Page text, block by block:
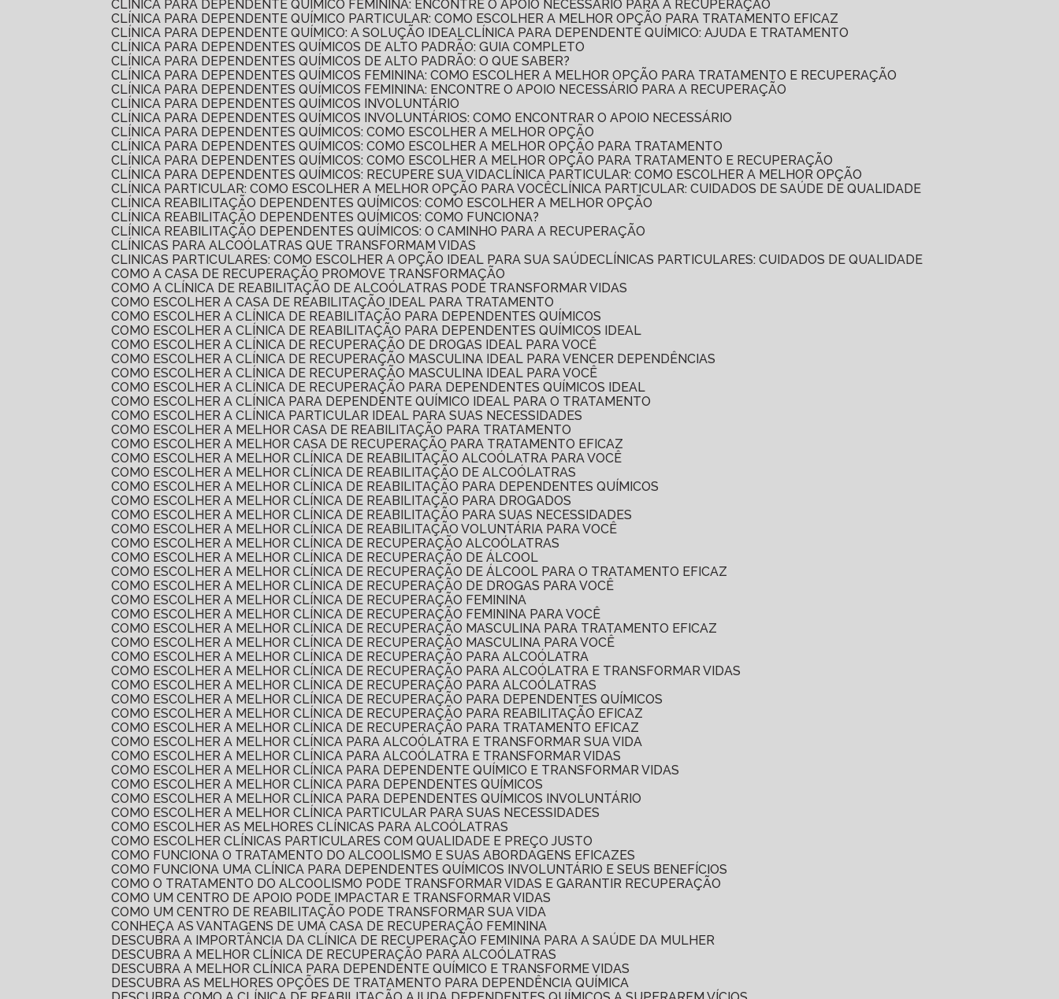
CLÍNICA PARA DEPENDENTE QUÍMICO FEMININA: ENCONTRE O APOIO NECESSÁRIO PARA A RECUPERAÇÃO
CLÍNICA PARA DEPENDENTE QUÍMICO PARTICULAR: COMO ESCOLHER A MELHOR OPÇÃO PARA TRATAMENTO EFICAZ
CLÍNICA PARA DEPENDENTE QUÍMICO: A SOLUÇÃO IDEAL
CLÍNICA PARA DEPENDENTE QUÍMICO: AJUDA E TRATAMENTO
CLÍNICA PARA DEPENDENTES QUÍMICOS DE ALTO PADRÃO: GUIA COMPLETO
CLÍNICA PARA DEPENDENTES QUÍMICOS DE ALTO PADRÃO: O QUE SABER?
CLÍNICA PARA DEPENDENTES QUÍMICOS FEMININA: COMO ESCOLHER A MELHOR OPÇÃO PARA TRATAMENTO E RECUPERAÇÃO
CLÍNICA PARA DEPENDENTES QUÍMICOS FEMININA: ENCONTRE O APOIO NECESSÁRIO PARA A RECUPERAÇÃO
CLÍNICA PARA DEPENDENTES QUÍMICOS INVOLUNTÁRIO
CLÍNICA PARA DEPENDENTES QUÍMICOS INVOLUNTÁRIOS: COMO ENCONTRAR O APOIO NECESSÁRIO
CLÍNICA PARA DEPENDENTES QUÍMICOS: COMO ESCOLHER A MELHOR OPÇÃO
CLÍNICA PARA DEPENDENTES QUÍMICOS: COMO ESCOLHER A MELHOR OPÇÃO PARA TRATAMENTO
CLÍNICA PARA DEPENDENTES QUÍMICOS: COMO ESCOLHER A MELHOR OPÇÃO PARA TRATAMENTO E RECUPERAÇÃO
CLÍNICA PARA DEPENDENTES QUÍMICOS: RECUPERE SUA VIDA
CLÍNICA PARTICULAR: COMO ESCOLHER A MELHOR OPÇÃO
CLÍNICA PARTICULAR: COMO ESCOLHER A MELHOR OPÇÃO PARA VOCÊ
CLÍNICA PARTICULAR: CUIDADOS DE SAÚDE DE QUALIDADE
CLÍNICA REABILITAÇÃO DEPENDENTES QUÍMICOS: COMO ESCOLHER A MELHOR OPÇÃO
CLÍNICA REABILITAÇÃO DEPENDENTES QUÍMICOS: COMO FUNCIONA?
CLÍNICA REABILITAÇÃO DEPENDENTES QUÍMICOS: O CAMINHO PARA A RECUPERAÇÃO
CLÍNICAS PARA ALCOÓLATRAS QUE TRANSFORMAM VIDAS
CLINICAS PARTICULARES: COMO ESCOLHER A OPÇÃO IDEAL PARA SUA SAÚDE
CLÍNICAS PARTICULARES: CUIDADOS DE QUALIDADE
COMO A CASA DE RECUPERAÇÃO PROMOVE TRANSFORMAÇÃO
COMO A CLÍNICA DE REABILITAÇÃO DE ALCOÓLATRAS PODE TRANSFORMAR VIDAS
COMO ESCOLHER A CASA DE REABILITAÇÃO IDEAL PARA TRATAMENTO
COMO ESCOLHER A CLÍNICA DE REABILITAÇÃO PARA DEPENDENTES QUÍMICOS
COMO ESCOLHER A CLÍNICA DE REABILITAÇÃO PARA DEPENDENTES QUÍMICOS IDEAL
COMO ESCOLHER A CLÍNICA DE RECUPERAÇÃO DE DROGAS IDEAL PARA VOCÊ
COMO ESCOLHER A CLÍNICA DE RECUPERAÇÃO MASCULINA IDEAL PARA VENCER DEPENDÊNCIAS
COMO ESCOLHER A CLÍNICA DE RECUPERAÇÃO MASCULINA IDEAL PARA VOCÊ
COMO ESCOLHER A CLÍNICA DE RECUPERAÇÃO PARA DEPENDENTES QUÍMICOS IDEAL
COMO ESCOLHER A CLÍNICA PARA DEPENDENTE QUÍMICO IDEAL PARA O TRATAMENTO
COMO ESCOLHER A CLÍNICA PARTICULAR IDEAL PARA SUAS NECESSIDADES
COMO ESCOLHER A MELHOR CASA DE REABILITAÇÃO PARA TRATAMENTO
COMO ESCOLHER A MELHOR CASA DE RECUPERAÇÃO PARA TRATAMENTO EFICAZ
COMO ESCOLHER A MELHOR CLÍNICA DE REABILITAÇÃO ALCOÓLATRA PARA VOCÊ
COMO ESCOLHER A MELHOR CLÍNICA DE REABILITAÇÃO DE ALCOÓLATRAS
COMO ESCOLHER A MELHOR CLÍNICA DE REABILITAÇÃO PARA DEPENDENTES QUÍMICOS
COMO ESCOLHER A MELHOR CLÍNICA DE REABILITAÇÃO PARA DROGADOS
COMO ESCOLHER A MELHOR CLÍNICA DE REABILITAÇÃO PARA SUAS NECESSIDADES
COMO ESCOLHER A MELHOR CLÍNICA DE REABILITAÇÃO VOLUNTÁRIA PARA VOCÊ
COMO ESCOLHER A MELHOR CLÍNICA DE RECUPERAÇÃO ALCOÓLATRAS
COMO ESCOLHER A MELHOR CLÍNICA DE RECUPERAÇÃO DE ÁLCOOL
COMO ESCOLHER A MELHOR CLÍNICA DE RECUPERAÇÃO DE ÁLCOOL PARA O TRATAMENTO EFICAZ
COMO ESCOLHER A MELHOR CLÍNICA DE RECUPERAÇÃO DE DROGAS PARA VOCÊ
COMO ESCOLHER A MELHOR CLÍNICA DE RECUPERAÇÃO FEMININA
COMO ESCOLHER A MELHOR CLÍNICA DE RECUPERAÇÃO FEMININA PARA VOCÊ
COMO ESCOLHER A MELHOR CLÍNICA DE RECUPERAÇÃO MASCULINA PARA TRATAMENTO EFICAZ
COMO ESCOLHER A MELHOR CLÍNICA DE RECUPERAÇÃO MASCULINA PARA VOCÊ
COMO ESCOLHER A MELHOR CLÍNICA DE RECUPERAÇÃO PARA ALCOÓLATRA
COMO ESCOLHER A MELHOR CLÍNICA DE RECUPERAÇÃO PARA ALCOÓLATRA E TRANSFORMAR VIDAS
COMO ESCOLHER A MELHOR CLÍNICA DE RECUPERAÇÃO PARA ALCOÓLATRAS
COMO ESCOLHER A MELHOR CLÍNICA DE RECUPERAÇÃO PARA DEPENDENTES QUÍMICOS
COMO ESCOLHER A MELHOR CLÍNICA DE RECUPERAÇÃO PARA REABILITAÇÃO EFICAZ
COMO ESCOLHER A MELHOR CLÍNICA DE RECUPERAÇÃO PARA TRATAMENTO EFICAZ
COMO ESCOLHER A MELHOR CLÍNICA PARA ALCOÓLATRA E TRANSFORMAR SUA VIDA
COMO ESCOLHER A MELHOR CLÍNICA PARA ALCOÓLATRA E TRANSFORMAR VIDAS
COMO ESCOLHER A MELHOR CLÍNICA PARA DEPENDENTE QUÍMICO E TRANSFORMAR VIDAS
COMO ESCOLHER A MELHOR CLÍNICA PARA DEPENDENTES QUÍMICOS
COMO ESCOLHER A MELHOR CLÍNICA PARA DEPENDENTES QUÍMICOS INVOLUNTÁRIO
COMO ESCOLHER A MELHOR CLÍNICA PARTICULAR PARA SUAS NECESSIDADES
COMO ESCOLHER AS MELHORES CLÍNICAS PARA ALCOÓLATRAS
COMO ESCOLHER CLÍNICAS PARTICULARES COM QUALIDADE E PREÇO JUSTO
COMO FUNCIONA O TRATAMENTO DO ALCOOLISMO E SUAS ABORDAGENS EFICAZES
COMO FUNCIONA UMA CLÍNICA PARA DEPENDENTES QUÍMICOS INVOLUNTÁRIO E SEUS BENEFÍCIOS
COMO O TRATAMENTO DO ALCOOLISMO PODE TRANSFORMAR VIDAS E GARANTIR RECUPERAÇÃO
COMO UM CENTRO DE APOIO PODE IMPACTAR E TRANSFORMAR VIDAS
COMO UM CENTRO DE REABILITAÇÃO PODE TRANSFORMAR SUA VIDA
CONHEÇA AS VANTAGENS DE UMA CASA DE RECUPERAÇÃO FEMININA
DESCUBRA A IMPORTÂNCIA DA CLÍNICA DE RECUPERAÇÃO FEMININA PARA A SAÚDE DA MULHER
DESCUBRA A MELHOR CLÍNICA DE RECUPERAÇÃO PARA ALCOÓLATRAS
DESCUBRA A MELHOR CLÍNICA PARA DEPENDENTE QUÍMICO E TRANSFORME VIDAS
DESCUBRA AS MELHORES OPÇÕES DE TRATAMENTO PARA DEPENDÊNCIA QUÍMICA